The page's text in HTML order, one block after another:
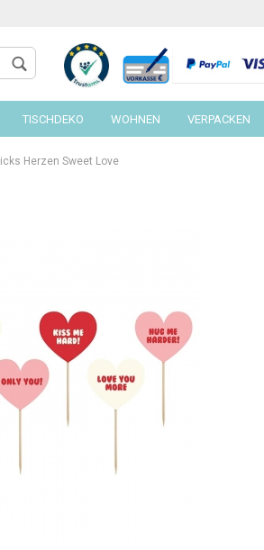
TISCHDEKO WOHNEN VERPACKEN
Herzen Sweet Love